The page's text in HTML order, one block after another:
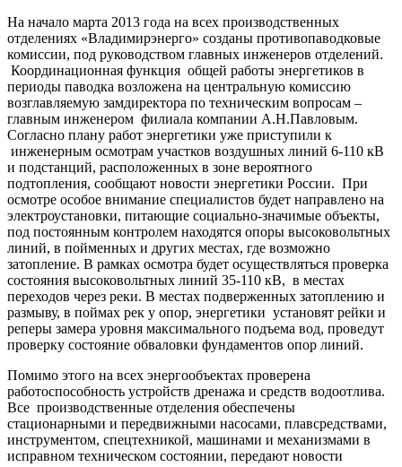
На начало марта 2013 года на всех производственных
отделениях «Владимирэнерго» созданы противопаводковые
комиссии, под руководством главных инженеров отделений.
Координационная функция общей работы энергетиков в
периоды паводка возложена на центральную комиссию
возглавляемую замдиректора по техническим вопросам –
главным инженером филиала компании А.Н.Павловым.
Согласно плану работ энергетики уже приступили к
инженерным осмотрам участков воздушных линий 6-110 кВ
и подстанций, расположенных в зоне вероятного
подтопления, сообщают новости энергетики России. При
осмотре особое внимание специалистов будет направлено на
электроустановки, питающие социально-значимые объекты,
под постоянным контролем находятся опоры высоковольтных
линий, в пойменных и других местах, где возможно
затопление. В рамках осмотра будет осуществляться проверка
состояния высоковольтных линий 35-110 кВ, в местах
переходов через реки. В местах подверженных затоплению и
размыву, в поймах рек у опор, энергетики установят рейки и
реперы замера уровня максимального подъема вод, проведут
проверку состояние обваловки фундаментов опор линий.
Помимо этого на всех энергообъектах проверена
работоспособность устройств дренажа и средств водоотлива.
Все производственные отделения обеспечены
стационарными и передвижными насосами, плавсредствами,
инструментом, спецтехникой, машинами и механизмами в
исправном техническом состоянии, передают новости